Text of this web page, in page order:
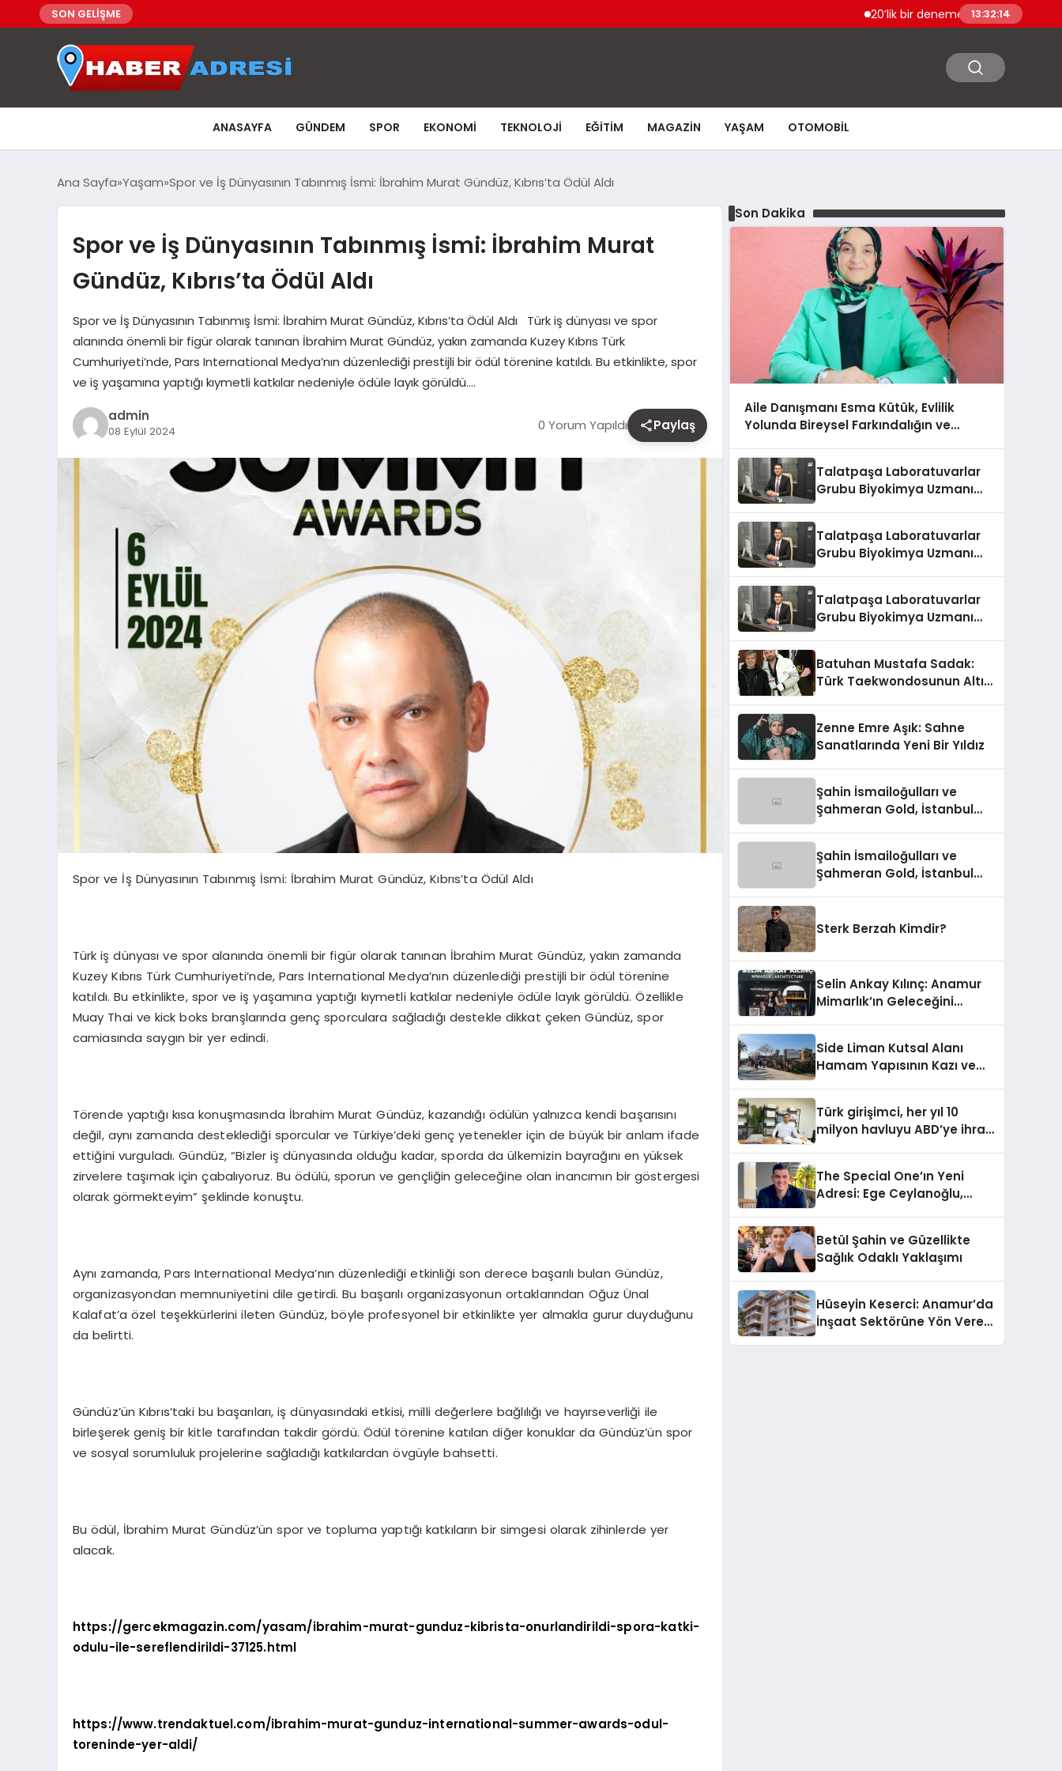
SON GELİŞME 20’lik bir deneme olsun istersen bize
13:32:15
ANASAYFA GÜNDEM SPOR EKONOMI TEKNOLOJI EĞITIM MAGAZIN YAŞAM OTOMOBIL
Ana Sayfa Yaşam Spor ve İş Dünyasının Tabınmış İsmi: İbrahim Murat Gündüz, Kıbrıs’ta Ödül Aldı
Spor ve İş Dünyasının Tabınmış İsmi: İbrahim Murat
Gündüz, Kıbrıs’ta Ödül Aldı
Spor ve İş Dünyasının Tabınmış İsmi: İbrahim Murat Gündüz, Kıbrıs’ta Ödül Aldı Türk iş dünyası ve spor
alanında önemli bir figür olarak tanınan İbrahim Murat Gündüz, yakın zamanda Kuzey Kıbrıs Türk
Cumhuriyeti’nde, Pars International Medya’nın düzenlediği prestijli bir ödül törenine katıldı. Bu etkinlikte, spor
ve iş yaşamına yaptığı kıymetli katkılar nedeniyle ödüle layık görüldü….
admin
08 Eylül 2024 0 Yorum Yapıldı Paylaş
Spor ve İş Dünyasının Tabınmış İsmi: İbrahim Murat Gündüz, Kıbrıs’ta Ödül Aldı
Türk iş dünyası ve spor alanında önemli bir figür olarak tanınan İbrahim Murat Gündüz, yakın zamanda
Kuzey Kıbrıs Türk Cumhuriyeti’nde, Pars International Medya’nın düzenlediği prestijli bir ödül törenine
katıldı. Bu etkinlikte, spor ve iş yaşamına yaptığı kıymetli katkılar nedeniyle ödüle layık görüldü. Özellikle
Muay Thai ve kick boks branşlarında genç sporculara sağladığı destekle dikkat çeken Gündüz, spor
camiasında saygın bir yer edindi.
Törende yaptığı kısa konuşmasında İbrahim Murat Gündüz, kazandığı ödülün yalnızca kendi başarısını
değil, aynı zamanda desteklediği sporcular ve Türkiye’deki genç yetenekler için de büyük bir anlam ifade
ettiğini vurguladı. Gündüz, “Bizler iş dünyasında olduğu kadar, sporda da ülkemizin bayrağını en yüksek
zirvelere taşımak için çabalıyoruz. Bu ödülü, sporun ve gençliğin geleceğine olan inancımın bir göstergesi
olarak görmekteyim” şeklinde konuştu.
Aynı zamanda, Pars International Medya’nın düzenlediği etkinliği son derece başarılı bulan Gündüz,
organizasyondan memnuniyetini dile getirdi. Bu başarılı organizasyonun ortaklarından Oğuz Ünal
Kalafat’a özel teşekkürlerini ileten Gündüz, böyle profesyonel bir etkinlikte yer almakla gurur duyduğunu
da belirtti.
Gündüz’ün Kıbrıs’taki bu başarıları, iş dünyasındaki etkisi, milli değerlere bağlılığı ve hayırseverliği ile
birleşerek geniş bir kitle tarafından takdir gördü. Ödül törenine katılan diğer konuklar da Gündüz’ün spor
ve sosyal sorumluluk projelerine sağladığı katkılardan övgüyle bahsetti.
Bu ödül, İbrahim Murat Gündüz’ün spor ve topluma yaptığı katkıların bir simgesi olarak zihinlerde yer
alacak.
https://gercekmagazin.com/yasam/ibrahim-murat-gunduz-kibrista-onurlandirildi-spora-katki-
odulu-ile-sereflendirildi-37125.html
https://www.trendaktuel.com/ibrahim-murat-gunduz-international-summer-awards-odul-
toreninde-yer-aldi/
Son Dakika
Aile Danışmanı Esma Kütük, Evlilik
Yolunda Bireysel Farkındalığın ve
Talatpaşa Laboratuvarlar
Grubu Biyokimya Uzmanı
Talatpaşa Laboratuvarlar
Grubu Biyokimya Uzmanı
Talatpaşa Laboratuvarlar
Grubu Biyokimya Uzmanı
Batuhan Mustafa Sadak:
Türk Taekwondosunun Altın
Zenne Emre Aşık: Sahne
Sanatlarında Yeni Bir Yıldız
Şahin İsmailoğulları ve
Şahmeran Gold, İstanbul
Şahin İsmailoğulları ve
Şahmeran Gold, İstanbul
Sterk Berzah Kimdir?
Selin Ankay Kılınç: Anamur
Mimarlık’ın Geleceğini
Side Liman Kutsal Alanı
Hamam Yapısının Kazı ve
Katkılarıyla Tamamlandı
Türk girişimci, her yıl 10
milyon havluyu ABD’ye ihraç
The Special One’ın Yeni
Adresi: Ege Ceylanoğlu,
Geldi!
Betül Şahin ve Güzellikte
Sağlık Odaklı Yaklaşımı
Hüseyin Keserci: Anamur’da
İnşaat Sektörüne Yön Veren